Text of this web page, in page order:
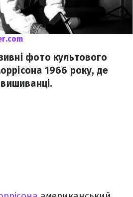
фото культового
1966 року, де
вишиванці.